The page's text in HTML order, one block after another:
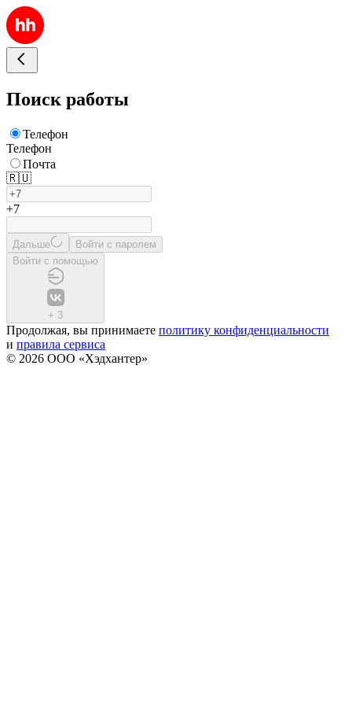
Поиск работы
Телефон
Телефон
Почта
🇷🇺
+7
Дальше
Войти с паролем
Войти с помощью
+ 3
Продолжая, вы принимаете политику конфиденциальности
и правила сервиса
© 2026 ООО «Хэдхантер»